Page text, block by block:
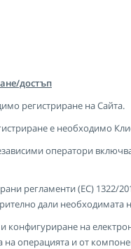
достъп
регистриране на Сайта.
е необходимо
оператори
регламенти (ЕС)
дали
конфигуриране на
операцията и от